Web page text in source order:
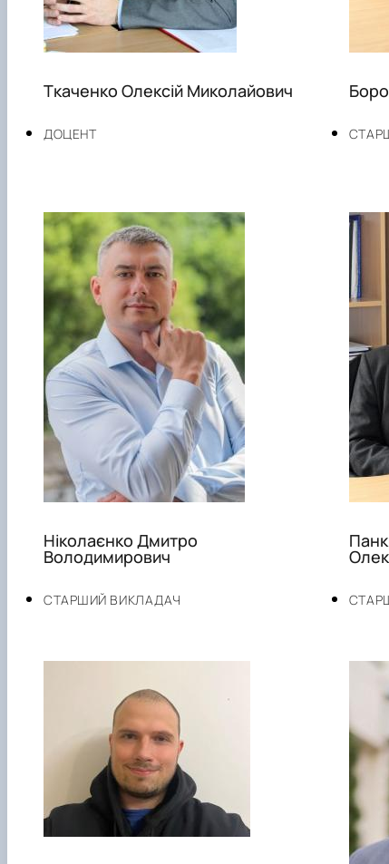
ДОЦЕНТ
Ткаченко Олексій Миколайович
СТАРШИЙ ВИКЛАДАЧ
Ніколаєнко Дмитро
Володимирович